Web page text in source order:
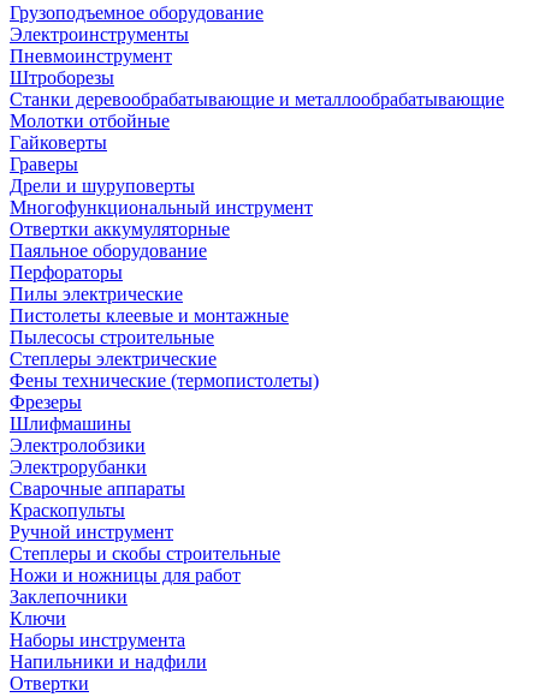
Грузоподъемное оборудование
Электроинструменты
Пневмоинструмент
Штроборезы
Станки деревообрабатывающие и металлообрабатывающие
Молотки отбойные
Гайковерты
Граверы
Дрели и шуруповерты
Многофункциональный инструмент
Отвертки аккумуляторные
Паяльное оборудование
Перфораторы
Пилы электрические
Пистолеты клеевые и монтажные
Пылесосы строительные
Степлеры электрические
Фены технические (термопистолеты)
Фрезеры
Шлифмашины
Электролобзики
Электрорубанки
Сварочные аппараты
Краскопульты
Ручной инструмент
Степлеры и скобы строительные
Ножи и ножницы для работ
Заклепочники
Ключи
Наборы инструмента
Напильники и надфили
Отвертки